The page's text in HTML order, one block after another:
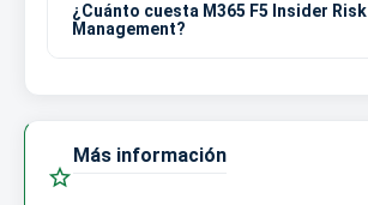
¿Cuánto cuesta M365 F5 Insider Risk
Management?

Más información